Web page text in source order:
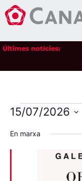
Últimes notícies:
15/07/2026
una
data.
En marxa